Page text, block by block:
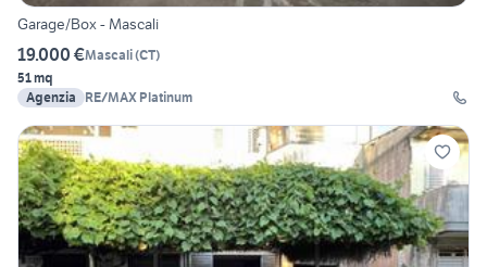
Garage/Box - Mascali
19.000 €Mascali(CT)
51 mq
Agenzia
RE/MAX Platinum